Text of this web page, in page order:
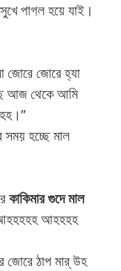
পাগল হয়ে যাই।
জোরে জোরে হ্যা
আজ থেকে আমি
সময় হচ্ছে মাল
কাকিমার গুদে মাল
আহহহহ
জোরে ঠাপ মার্ উহ